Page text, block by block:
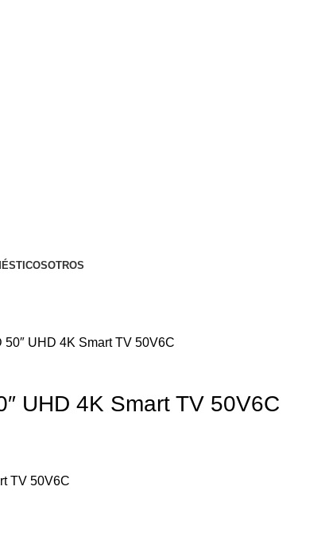
OTROS
50″ UHD 4K Smart TV 50V6C
UHD 4K Smart TV 50V6C
TV 50V6C